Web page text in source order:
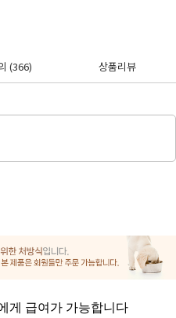
(366) 상품리뷰
게 급여가 가능합니다